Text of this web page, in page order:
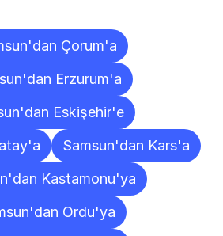
Çorum'a
Erzurum'a
Eskişehir'e
Samsun'dan Kars'a
Kastamonu'ya
Ordu'ya